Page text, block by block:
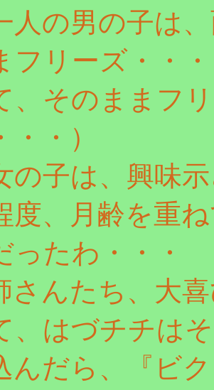
人の男の子は
フリーズ・・・
、そのままフ
・）
の子は、興味
度、月齢を重
ったわ・・・
さんたち、大
、はづチチは
んだら、『ビ